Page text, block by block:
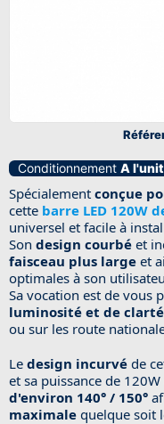
Conditionnement A
Spécialement conçue
cette barre LED 120W
universel et facile à
Son design courbé et
faisceau plus large et
optimales à son
Sa vocation est de vous
luminosité et de clarté
ou sur les route
Le design incurvé de
et sa puissance de
d'environ 140° / 150°
maximale quelque soit